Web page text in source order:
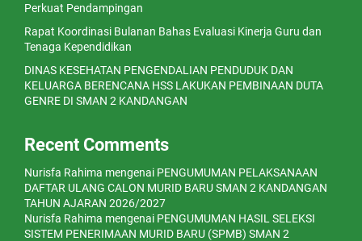
Perkuat Pendampingan
Rapat Koordinasi Bulanan Bahas Evaluasi Kinerja Guru dan
Tenaga Kependidikan
DINAS KESEHATAN PENGENDALIAN PENDUDUK DAN
KELUARGA BERENCANA HSS LAKUKAN PEMBINAAN DUTA
GENRE DI SMAN 2 KANDANGAN
Recent Comments
Nurisfa Rahima mengenai PENGUMUMAN PELAKSANAAN
DAFTAR ULANG CALON MURID BARU SMAN 2 KANDANGAN
TAHUN AJARAN 2026/2027
Nurisfa Rahima mengenai PENGUMUMAN HASIL SELEKSI
SISTEM PENERIMAAN MURID BARU (SPMB) SMAN 2